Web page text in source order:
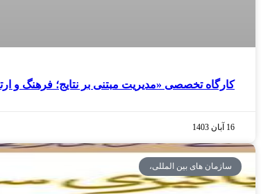
کارگاه تخصصی «مدیریت مبتنی بر نتایج؛ فرهنگ و
16 آبان 1403
سازمان های بین المللی،